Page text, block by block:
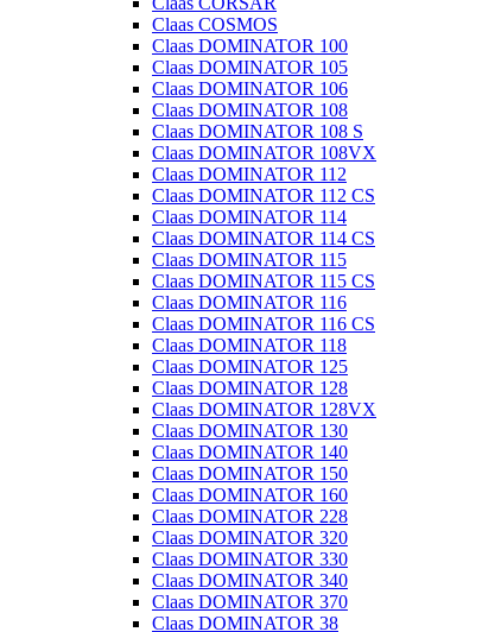
Claas COSMOS
Claas DOMINATOR 100
Claas DOMINATOR 105
Claas DOMINATOR 106
Claas DOMINATOR 108
Claas DOMINATOR 108 S
Claas DOMINATOR 108VX
Claas DOMINATOR 112
Claas DOMINATOR 112 CS
Claas DOMINATOR 114
Claas DOMINATOR 114 CS
Claas DOMINATOR 115
Claas DOMINATOR 115 CS
Claas DOMINATOR 116
Claas DOMINATOR 116 CS
Claas DOMINATOR 118
Claas DOMINATOR 125
Claas DOMINATOR 128
Claas DOMINATOR 128VX
Claas DOMINATOR 130
Claas DOMINATOR 140
Claas DOMINATOR 150
Claas DOMINATOR 160
Claas DOMINATOR 228
Claas DOMINATOR 320
Claas DOMINATOR 330
Claas DOMINATOR 340
Claas DOMINATOR 370
Claas DOMINATOR 38